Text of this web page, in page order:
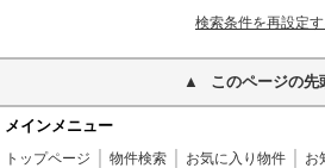
検索条件を再設定
このページの先
メインメニュー
トップページ 物件検索 お気に入り物件 お